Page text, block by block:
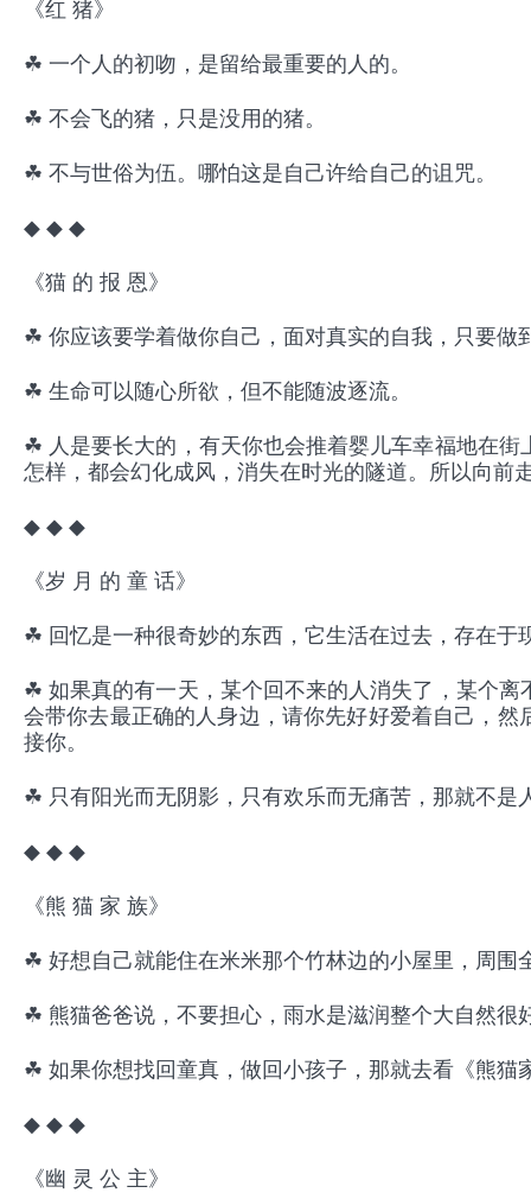
《红 猪》
☘ 一个人的初吻，是留给最重要的人的。
☘ 不会飞的猪，只是没用的猪。
☘ 不与世俗为伍。哪怕这是自己许给自己的诅咒。
◆ ◆ ◆
《猫 的 报 恩》
☘ 你应该要学着做你自己，面对真实的自我，只要做
☘ 生命可以随心所欲，但不能随波逐流。
☘ 人是要长大的，有天你也会推着婴儿车幸福地在街
怎样，都会幻化成风，消失在时光的隧道。所以向前
◆ ◆ ◆
《岁 月 的 童 话》
☘ 回忆是一种很奇妙的东西，它生活在过去，存在于
☘ 如果真的有一天，某个回不来的人消失了，某个离
会带你去最正确的人身边，请你先好好爱着自己，然
接你。
☘ 只有阳光而无阴影，只有欢乐而无痛苦，那就不是
◆ ◆ ◆
《熊 猫 家 族》
☘ 好想自己就能住在米米那个竹林边的小屋里，周围
☘ 熊猫爸爸说，不要担心，雨水是滋润整个大自然很
☘ 如果你想找回童真，做回小孩子，那就去看《熊猫
◆ ◆ ◆
《幽 灵 公 主》